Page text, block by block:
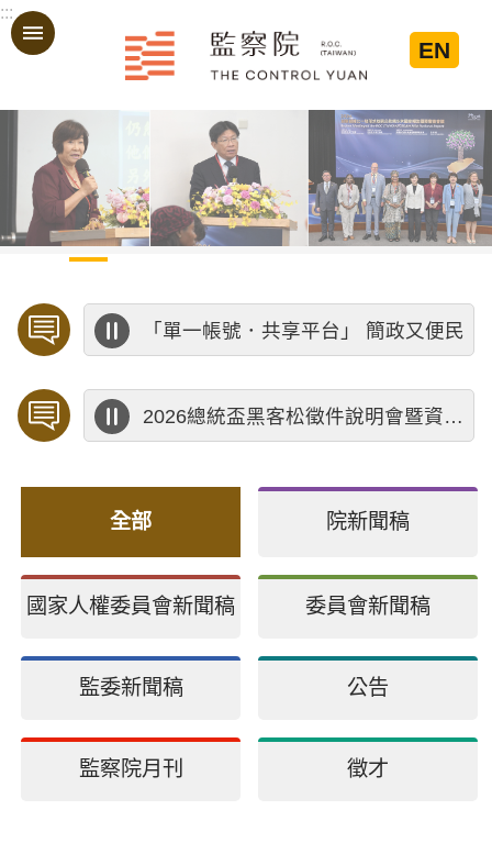
跳到主要內容區塊
:::
EN
「單一帳號．共享平台」 簡政又便民
歡迎預約「臨櫃陳情」，陳情受理中心將優先排定人員與您接談，釐清案情爭點後收案處理，以節省您的寶貴時間。
陳情受理中心於第七屆監察委員到任前受理陳情公告
2026總統盃黑客松徵件說明會暨資料應用講座
不分顏色，不分黨派，行政中立在於心中的那把公正尺-考試院公務人員保障暨培訓委員會提醒您。
全部 院新聞稿
國家人權委員會新聞稿 委員會新聞稿
監委新聞稿 公告
監察院月刊 徵才